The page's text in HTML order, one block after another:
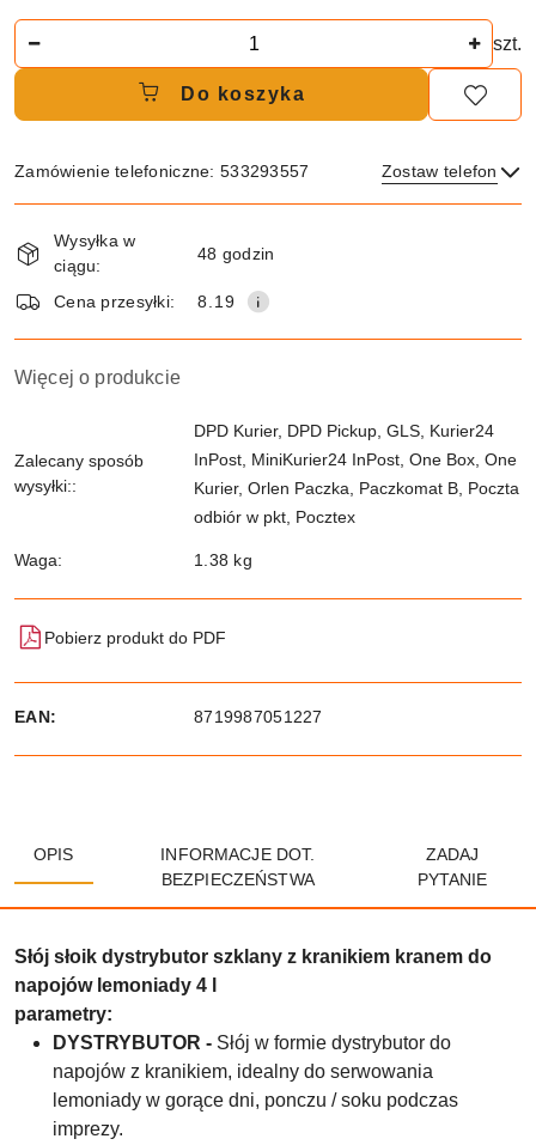
szt.
Do koszyka
Zamówienie telefoniczne: 533293557 Zostaw telefon
i
dostawa
Wysyłka w
ciągu:
48 godzin
Cena przesyłki: 8.19
Więcej o produkcie
Zalecany sposób
wysyłki::
DPD Kurier, DPD Pickup, GLS, Kurier24
InPost, MiniKurier24 InPost, One Box, One
Kurier, Orlen Paczka, Paczkomat B, Poczta
odbiór w pkt, Pocztex
Waga: 1.38 kg
Pobierz produkt do PDF
EAN: 8719987051227
OPIS
INFORMACJE DOT.
BEZPIECZEŃSTWA
ZADAJ
PYTANIE
Słój słoik dystrybutor szklany z kranikiem kranem do
napojów lemoniady 4 l
parametry:
DYSTRYBUTOR - Słój w formie dystrybutor do
napojów z kranikiem, idealny do serwowania
lemoniady w gorące dni, ponczu / soku podczas
imprezy.